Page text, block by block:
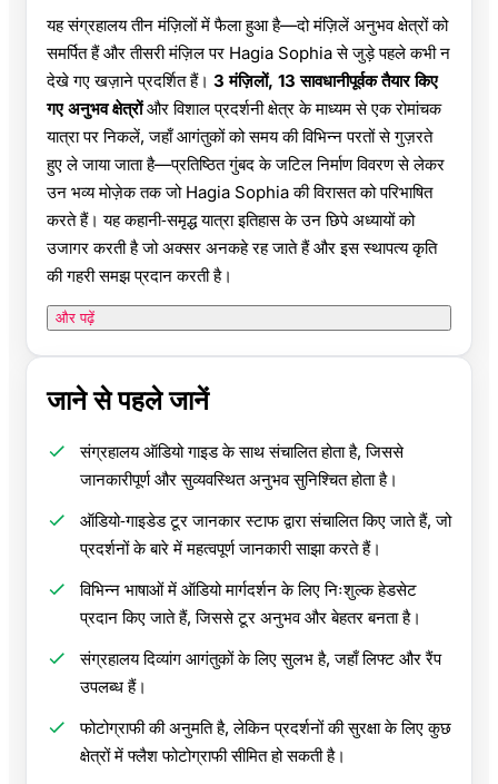
यह संग्रहालय तीन मंज़िलों में फैला हुआ है—दो मंज़िलें अनुभव क्षेत्रों को
समर्पित हैं और तीसरी मंज़िल पर Hagia Sophia से जुड़े पहले कभी न
देखे गए खज़ाने प्रदर्शित हैं। 3 मंज़िलों, 13 सावधानीपूर्वक तैयार किए
गए अनुभव क्षेत्रोंऔर विशाल प्रदर्शनी क्षेत्र के माध्यम से एक रोमांचक
यात्रा पर निकलें, जहाँ आगंतुकों को समय की विभिन्न परतों से गुज़रते
हुए ले जाया जाता है—प्रतिष्ठित गुंबद के जटिल निर्माण विवरण से लेकर
उन भव्य मोज़ेक तक जो Hagia Sophia की विरासत को परिभाषित
करते हैं। यह कहानी‑समृद्ध यात्रा इतिहास के उन छिपे अध्यायों को
उजागर करती है जो अक्सर अनकहे रह जाते हैं और इस स्थापत्य कृति
की गहरी समझ प्रदान करती है।
और पढ़ें
जाने से पहले जानें
संग्रहालय ऑडियो गाइड के साथ संचालित होता है, जिससे
जानकारीपूर्ण और सुव्यवस्थित अनुभव सुनिश्चित होता है।
ऑडियो‑गाइडेड टूर जानकार स्टाफ द्वारा संचालित किए जाते हैं, जो
प्रदर्शनों के बारे में महत्वपूर्ण जानकारी साझा करते हैं।
विभिन्न भाषाओं में ऑडियो मार्गदर्शन के लिए निःशुल्क हेडसेट
प्रदान किए जाते हैं, जिससे टूर अनुभव और बेहतर बनता है।
संग्रहालय दिव्यांग आगंतुकों के लिए सुलभ है, जहाँ लिफ्ट और रैंप
उपलब्ध हैं।
फोटोग्राफी की अनुमति है, लेकिन प्रदर्शनों की सुरक्षा के लिए कुछ
क्षेत्रों में फ्लैश फोटोग्राफी सीमित हो सकती है।